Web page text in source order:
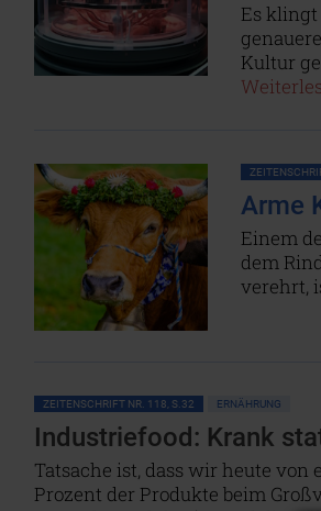
Es klingt
Kultur
Arme
Einem
dem
verehrt,
ZEITENSCHRIFT NR. 118, S.32 ERNÄHRUNG
Industriefood: Krank
Tatsache ist, dass wir heute
Prozent der Produkte beim